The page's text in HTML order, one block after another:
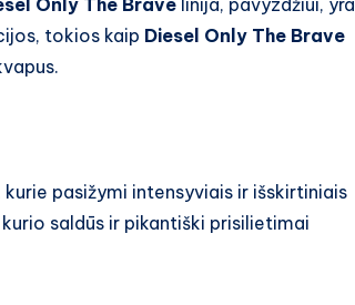
Only The Brave linija, pavyzdžiui, yra
tokios kaip Diesel Only The Brave
kurie pasižymi intensyviais ir išskirtiniais
kurio saldūs ir pikantiški prisilietimai